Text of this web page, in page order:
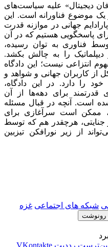
دیجیتال» علیه سیاست‌های
یک موضوع فناورانه است. این
جهانی در موازنه قدرت
پاسخگویی هستیم که در آن
فناوری به توان رسیده،
را به چالش بکشد.
انتزاعی نیست؛ این دادگاه
از کاربران جهانی و شواهد و
را دارد. در این دادگاه،
برای دهه‌ها از آن
است. آنچه در قبال مسئله
ممکن است سرآغازی برای
هرچقدر هم که توسط
از زیر نورافکن تیزبین
شبکه های اجتماعی غزه
رونوشت
‫رددیت ‫VKontakte